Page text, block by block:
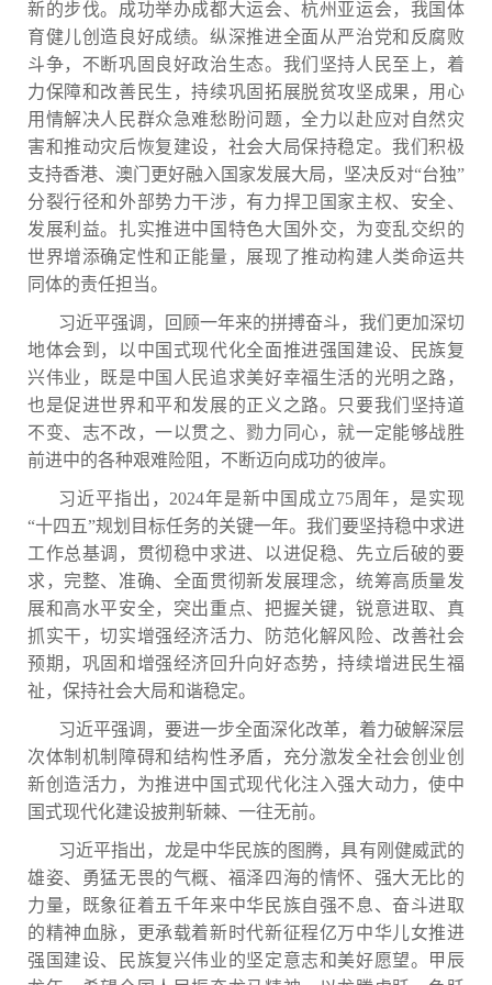
新的步伐。成功举办成都大运会、杭州亚运会，我国体
育健儿创造良好成绩。纵深推进全面从严治党和反腐败
斗争，不断巩固良好政治生态。我们坚持人民至上，着
力保障和改善民生，持续巩固拓展脱贫攻坚成果，用心
用情解决人民群众急难愁盼问题，全力以赴应对自然灾
害和推动灾后恢复建设，社会大局保持稳定。我们积极
支持香港、澳门更好融入国家发展大局，坚决反对“台独”
分裂行径和外部势力干涉，有力捍卫国家主权、安全、
发展利益。扎实推进中国特色大国外交，为变乱交织的
世界增添确定性和正能量，展现了推动构建人类命运共
同体的责任担当。
习近平强调，回顾一年来的拼搏奋斗，我们更加深切
地体会到，以中国式现代化全面推进强国建设、民族复
兴伟业，既是中国人民追求美好幸福生活的光明之路，
也是促进世界和平和发展的正义之路。只要我们坚持道
不变、志不改，一以贯之、勠力同心，就一定能够战胜
前进中的各种艰难险阻，不断迈向成功的彼岸。
习近平指出， 2024年是新中国成立75周年，是实现
“十四五”规划目标任务的关键一年。我们要坚持稳中求进
工作总基调，贯彻稳中求进、以进促稳、先立后破的要
求，完整、准确、全面贯彻新发展理念，统筹高质量发
展和高水平安全，突出重点、把握关键，锐意进取、真
抓实干，切实增强经济活力、防范化解风险、改善社会
预期，巩固和增强经济回升向好态势，持续增进民生福
祉，保持社会大局和谐稳定。
习近平强调，要进一步全面深化改革，着力破解深层
次体制机制障碍和结构性矛盾，充分激发全社会创业创
新创造活力，为推进中国式现代化注入强大动力，使中
国式现代化建设披荆斩棘、一往无前。
习近平指出，龙是中华民族的图腾，具有刚健威武的
雄姿、勇猛无畏的气概、福泽四海的情怀、强大无比的
力量，既象征着五千年来中华民族自强不息、奋斗进取
的精神血脉，更承载着新时代新征程亿万中华儿女推进
强国建设、民族复兴伟业的坚定意志和美好愿望。甲辰